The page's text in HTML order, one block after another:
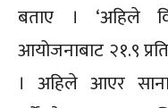
बताए । ‘अहिले
आयोजनाबाट २१.९
। अहिले आएर